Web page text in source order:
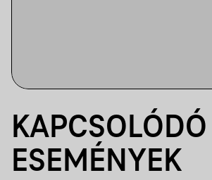
KAPCSOLÓDÓ
ESEMÉNYEK